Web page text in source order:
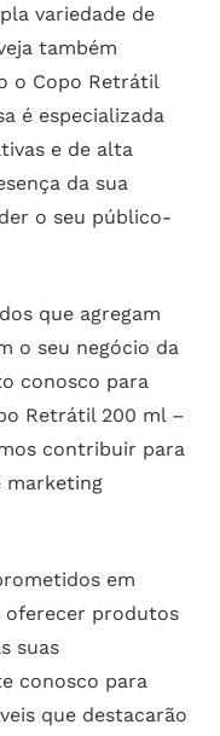
variedade de
também
o Copo Retrátil
é especializada
e de alta
da sua
o seu público-
que agregam
o seu negócio da
conosco para
Retrátil 200 ml –
contribuir para
marketing
em
oferecer produtos
suas
conosco para
que destacarão